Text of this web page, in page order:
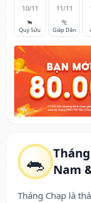
🐀
Nam
Tháng Chạp là
10/11
🐂
Quý Sửu
11/11
🐅
Giáp Dần